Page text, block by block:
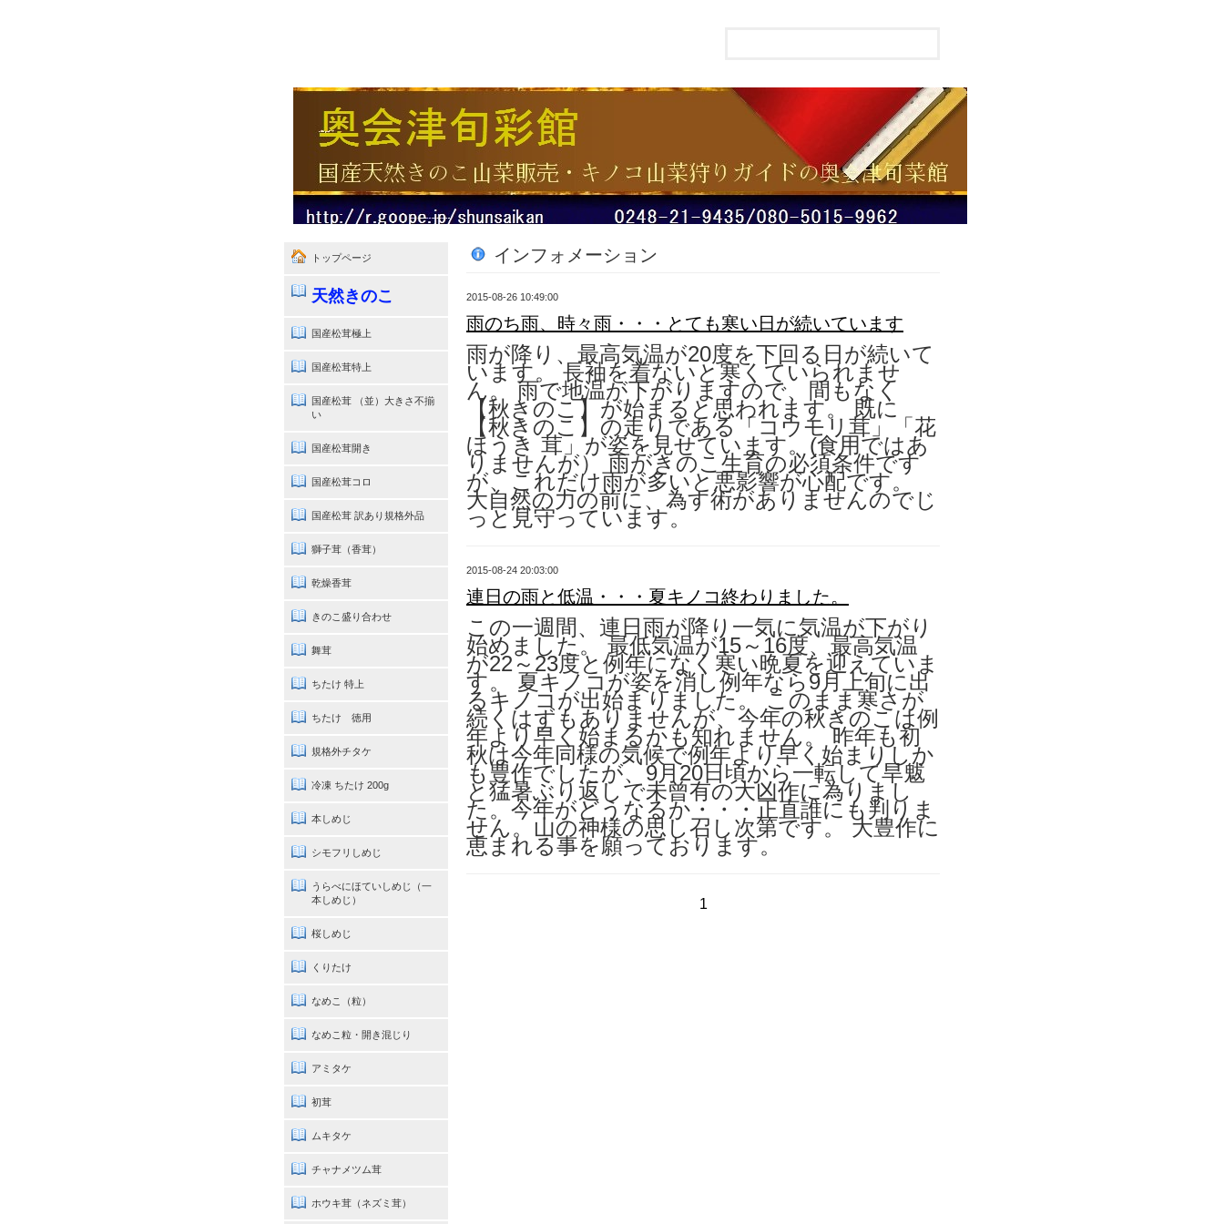
インフォメーション
2015-08-26 10:49:00
雨のち雨、時々雨・・・とても寒い日が続いています
雨が降り、最高気温が20度を下回る日が続いて
います。 長袖を着ないと寒くていられませ
ん。 雨で地温が下がりますので、間もなく
【秋きのこ】が始まると思われます。 既に
【秋きのこ】の走りである「コウモリ茸」「花
ほうき 茸」が姿を見せています。(食用ではあ
りませんが） 雨がきのこ生育の必須条件です
が、これだけ雨が多いと悪影響が心配です。
大自然の力の前に、為す術がありませんのでじ
っと見守っています。
2015-08-24 20:03:00
連日の雨と低温・・・夏キノコ終わりました。
この一週間、連日雨が降り一気に気温が下がり
始めました。 最低気温が15～16度、最高気温
が22～23度と例年になく寒い晩夏を迎えていま
す。 夏キノコが姿を消し例年なら9月上旬に出
るキノコが出始まりました。 このまま寒さが
続くはずもありませんが、今年の秋きのこは例
年より早く始まるかも知れません。 昨年も初
秋は今年同様の気候で例年より早く始まりしか
も豊作でしたが、9月20日頃から一転して旱魃
と猛暑ぶり返しで未曾有の大凶作に為りまし
た。今年がどうなるか・・・正直誰にも判りま
せん。山の神様の思し召し次第です。 大豊作に
恵まれる事を願っております。
1
トップページ
天然きのこ
国産松茸極上
国産松茸特上
国産松茸 （並）大きさ不揃
い
国産松茸開き
国産松茸コロ
国産松茸 訳あり規格外品
獅子茸（香茸）
乾燥香茸
きのこ盛り合わせ
舞茸
ちたけ 特上
ちたけ 徳用
規格外チタケ
冷凍 ちたけ 200g
本しめじ
シモフリしめじ
うらべにほていしめじ（一
本しめじ）
桜しめじ
くりたけ
なめこ（粒）
なめこ粒・開き混じり
アミタケ
初茸
ムキタケ
チャナメツム茸
ホウキ茸（ネズミ茸）